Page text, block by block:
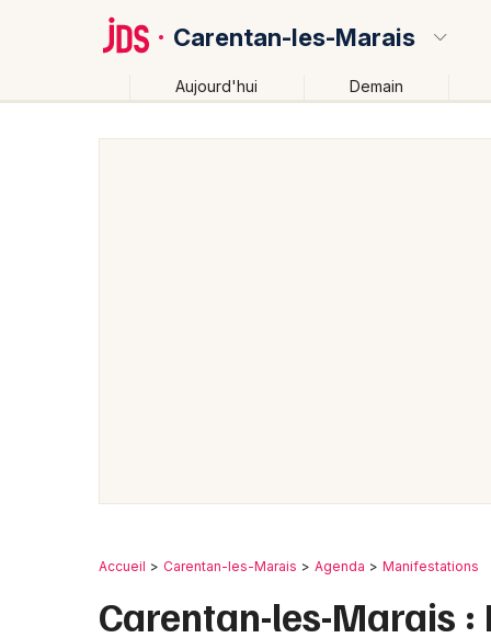
Carentan-les-Marais
Aujourd'hui Demain
Accueil Carentan-les-Marais Agenda Manifestations
Carentan-les-Marais :